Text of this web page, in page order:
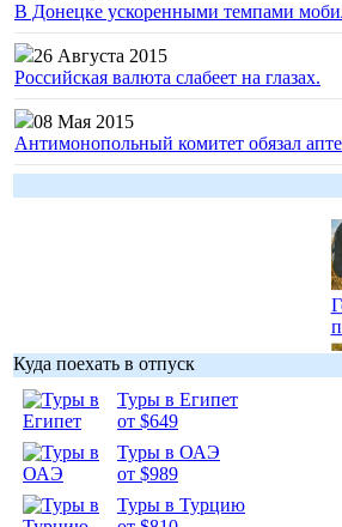
В Донецке ускоренными темпами
26 Августа 2015
Российская валюта слабеет на глазах.
08 Мая 2015
Антимонопольный комитет обязал
Куда поехать в отпуск
Туры в Египет
от $649
Туры в ОАЭ
от $989
Туры в Турцию